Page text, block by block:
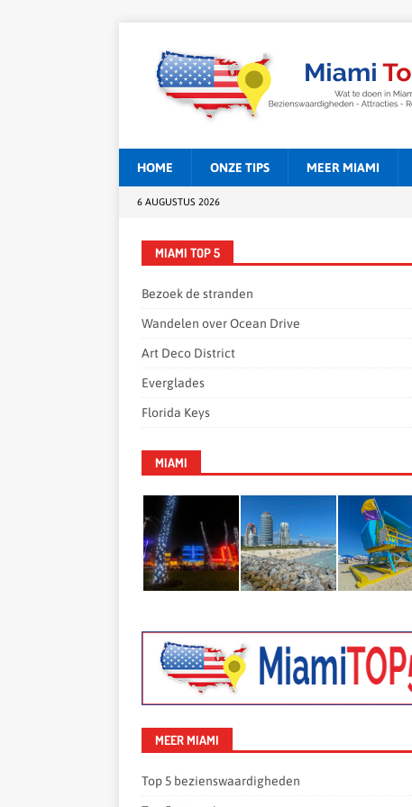
HOME ONZE TIPS MEER MIAMI
6 AUGUSTUS 2026
MIAMI TOP 5
Bezoek de stranden
Wandelen over Ocean Drive
Art Deco District
Everglades
Florida Keys
MIAMI
MEER MIAMI
Top 5 bezienswaardigheden